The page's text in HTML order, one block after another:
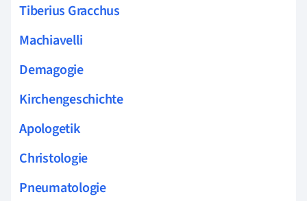
Tiberius Gracchus
Machiavelli
Demagogie
Kirchengeschichte
Apologetik
Christologie
Pneumatologie